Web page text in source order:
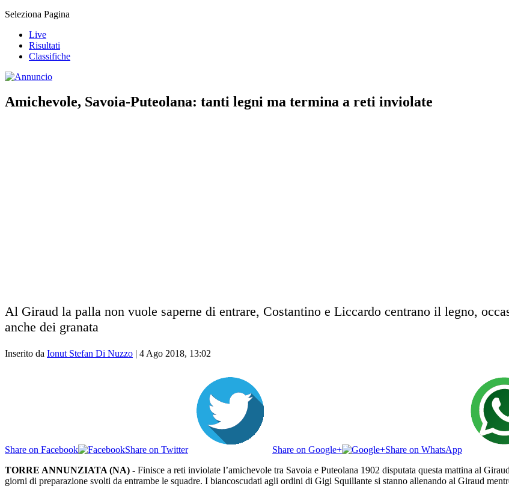
Seleziona Pagina
Live
Risultati
Classifiche
Amichevole, Savoia-Puteolana: tanti legni ma termina a reti inviolate
Al Giraud la palla non vuole saperne di entrare, Costantino e Liccardo centrano il legno,
anche dei granata
Inserito da Ionut Stefan Di Nuzzo | 4 Ago 2018, 13:02
Share on Facebook Share on Twitter Share on Google+
Share on WhatsApp
TORRE ANNUNZIATA (NA) - Finisce a reti inviolate l’amichevole tra Savoia e Puteolana 1902 disputata questa mattina al
giorni di preparazione svolti da entrambe le squadre. I biancoscudati agli ordini di Gigi Squillante si stanno allenando al Giraud